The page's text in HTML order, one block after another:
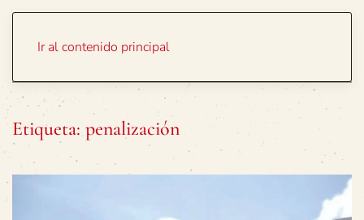
Ir al contenido principal
Etiqueta: penalización